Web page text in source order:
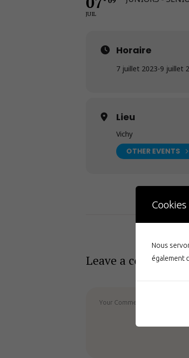
JUIL
Horaire
7 juillet 2023-9 juillet
Lieu
Vichy
OTHER EVENTS
Leave a comment
Cookies
Nous
également